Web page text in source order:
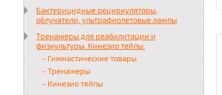
Бактерицидные рециркуляторы,
облучатели, ультрафиолетовые лампы
Тренажеры для реабилитации и
физкультуры. Кинезио тейпы.
- Гимнастические товары
- Тренажеры
- Кинезио тейпы